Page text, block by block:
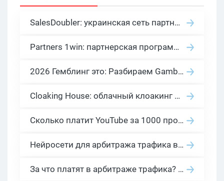
SalesDoubler: украинская сеть партнерских программ с оплатой за действие
Partners 1win: партнерская программа казино в нише гемблинг арбитраж
2026 Гемблинг это: Разбираем Gambling вертикаль, и все что связано с гемблинг и беттинг офферами
Cloaking House: облачный клоакинг для фильтрации ботов FB и Google Ads — гайд PHP-интеграции 2026
Сколько платит YouTube за 1000 просмотров в 2026: реальные цифры от 0.5 до 36 USD по ГЕО
Нейросети для арбитража трафика в 2026: инструменты, кейсы и AI-медиабайеры
За что платят в арбитраже трафика? 30 моделей оплаты в бурж и СНГ партнерках